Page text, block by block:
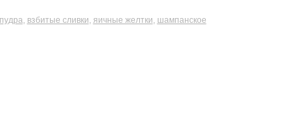
, взбитые сливки, яичные желтки, шампанское